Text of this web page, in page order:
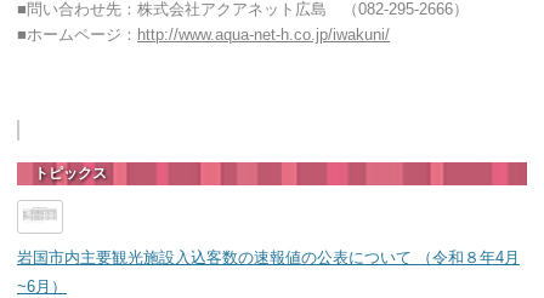
■問い合わせ先：株式会社アクアネット広島 （082-295-2666）
■ホームページ： http://www.aqua-net-h.co.jp/iwakuni/
トピックス
岩国市内主要観光施設入込客数の速報値の公表について （令和８年4月
~6月）